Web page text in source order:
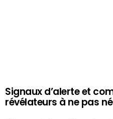
Signaux d’alerte et
révélateurs à ne pas